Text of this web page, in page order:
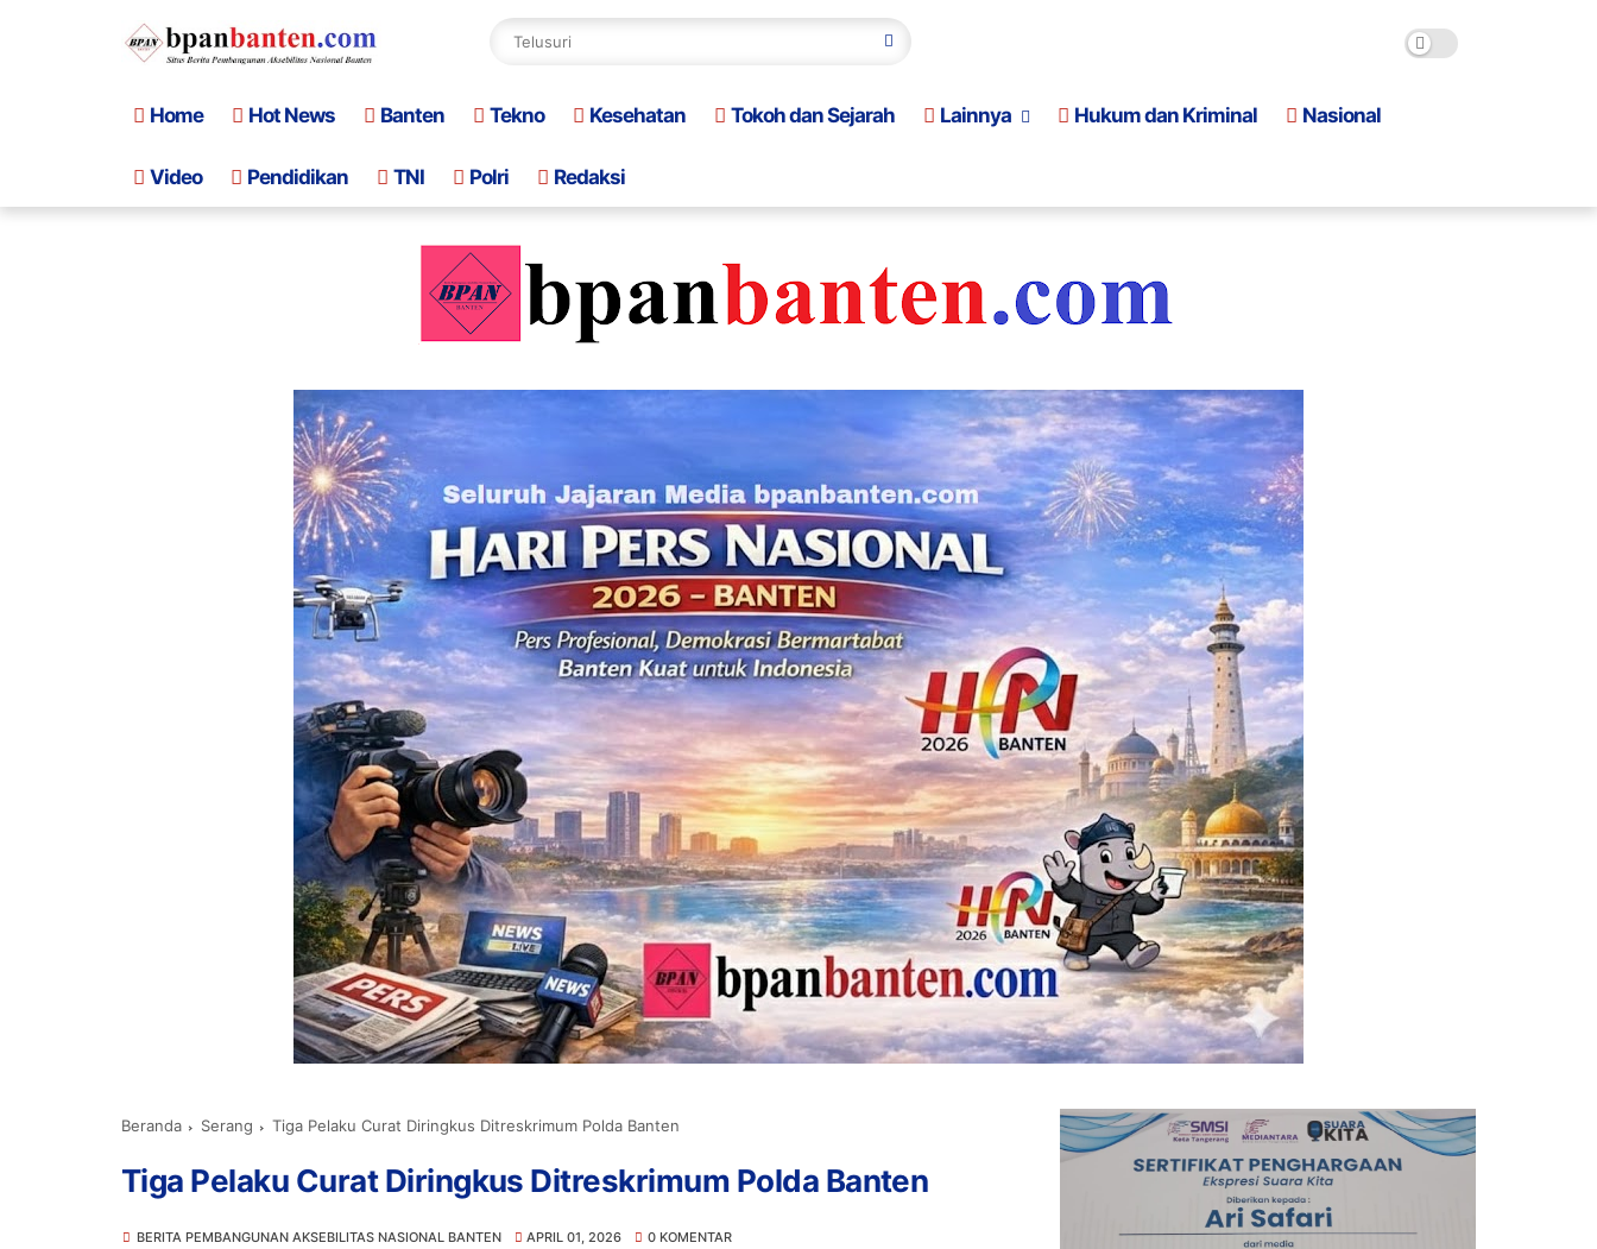
Home Hot News Banten Tekno Kesehatan Tokoh dan Sejarah Lainnya Hukum dan Kriminal Nasional
Video Pendidikan TNI Polri Redaksi
Beranda Serang Tiga Pelaku Curat Diringkus Ditreskrimum Polda Banten
Tiga Pelaku Curat Diringkus Ditreskrimum Polda Banten
BERITA PEMBANGUNAN AKSEBILITAS NASIONAL BANTEN APRIL 01, 2026 0 KOMENTAR